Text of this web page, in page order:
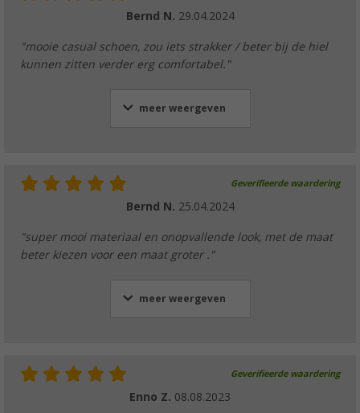
Bernd N. 29.04.2024
"mooie casual schoen, zou iets strakker / beter bij de hiel
kunnen zitten verder erg comfortabel."
meer weergeven
Geverifieerde waardering
Bernd N. 25.04.2024
"super mooi materiaal en onopvallende look, met de maat
beter kiezen voor een maat groter ."
meer weergeven
Geverifieerde waardering
Enno Z. 08.08.2023